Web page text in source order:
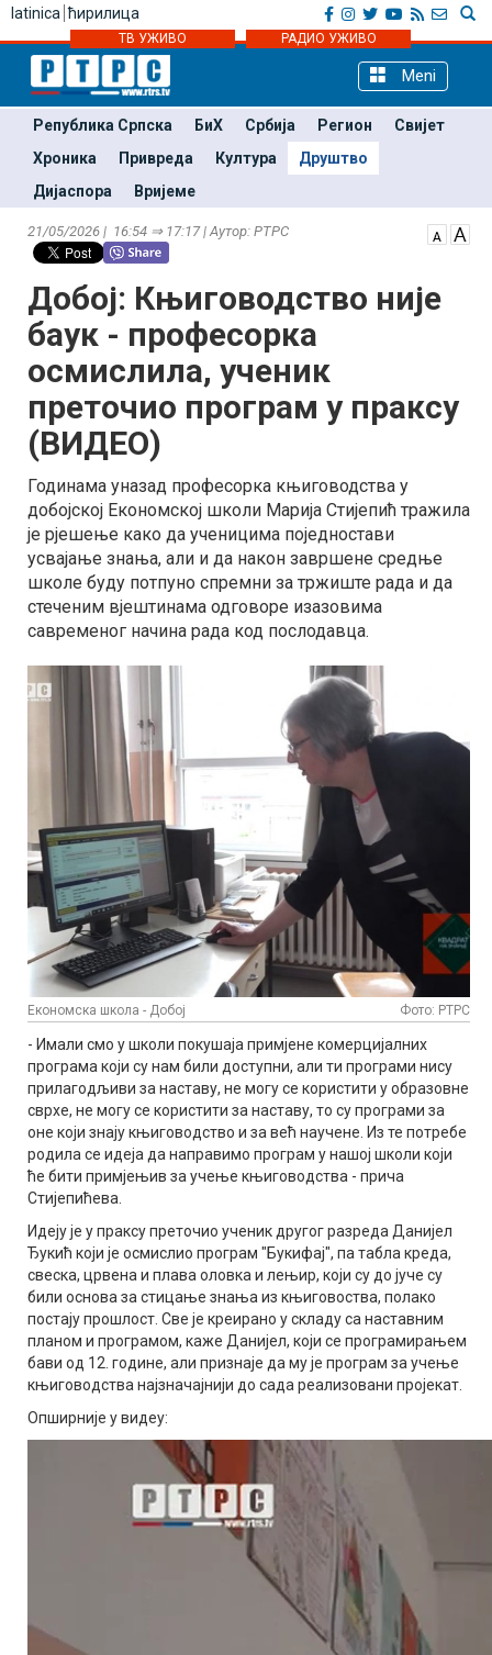
latinica ћирилица
ТВ УЖИВО РАДИО УЖИВО
Meni
Република Српска БиХ Србија Регион
Свијет
Хроника
Привреда Култура
Друштво
Дијаспора
Вријеме
21/05/2026 | 16:54 ⇒ 17:17 | Аутор: РТРС
Добој: Књиговодство није
баук - професорка
осмислила, ученик
преточио програм у праксу
(ВИДЕО)
Годинама уназад професорка књиговодства у
добојској Економској школи Марија Стијепић тражила
је рјешење како да ученицима поједностави
усвајање знања, али и да након завршене средње
школе буду потпуно спремни за тржиште рада и да
стеченим вјештинама одговоре изазовима
савременог начина рада код послодавца.
Економска школа - Добој Фото: РТРС
- Имали смо у школи покушаја примјене комерцијалних
програма који су нам били доступни, али ти програми нису
прилагодљиви за наставу, не могу се користити у образовне
сврхе, не могу се користити за наставу, то су програми за
оне који знају књиговодство и за већ научене. Из те потребе
родила се идеја да направимо програм у нашој школи који
ће бити примјењив за учење књиговодства - прича
Стијепићева.
Идеју је у праксу преточио ученик другог разреда Данијел
Ђукић који је осмислио програм "Букифај", па табла креда,
свеска, црвена и плава оловка и лењир, који су до јуче су
били основа за стицање знања из књиговоства, полако
постају прошлост. Све је креирано у складу са наставним
планом и програмом, каже Данијел, који се програмирањем
бави од 12. године, али признаје да му је програм за учење
књиговодства најзначајнији до сада реализовани пројекат.
Опширније у видеу: